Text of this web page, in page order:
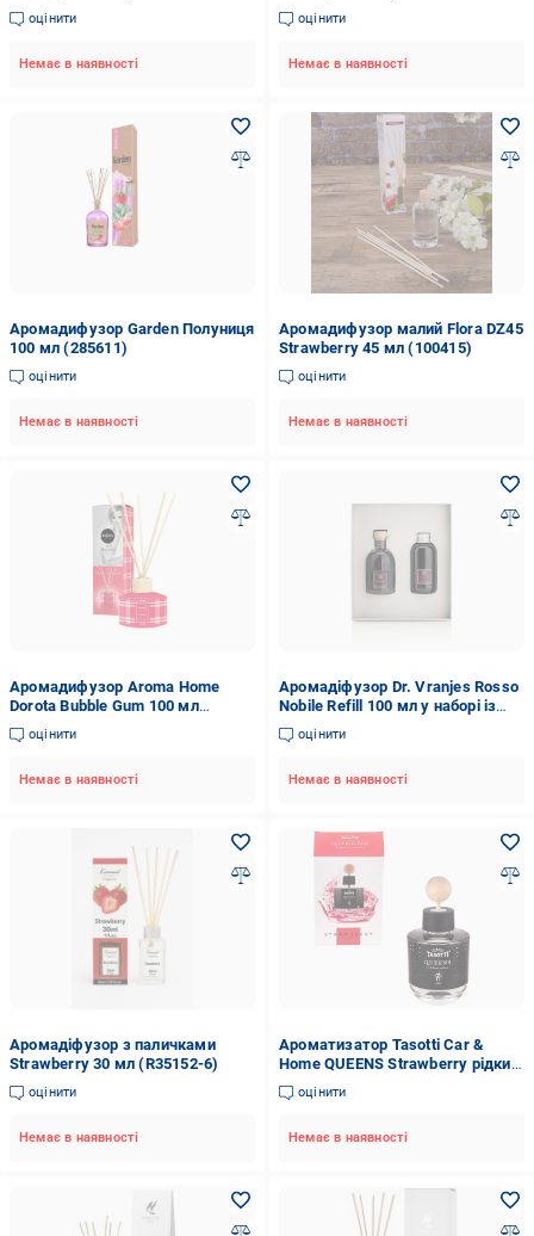
оцінити
Немає в наявності
оцінити
Немає в наявності
Аромадифузор Garden Полуниця
100 мл (285611)
оцінити
Немає в наявності
Аромадифузор малий Florа DZ45
Strawberry 45 мл (100415)
оцінити
Немає в наявності
Аромадифузор Aroma Home
Dorota Bubble Gum 100 мл
(83088)
оцінити
Немає в наявності
Аромадіфузор Dr. Vranjes Rosso
Nobile Refill 100 мл у наборі із
запасним наповнювачем 150 мл
(FRV17-B16)
оцінити
Немає в наявності
Аромадіфузор з паличками
Strawberry 30 мл (R35152-6)
оцінити
Немає в наявності
Ароматизатор Tasotti Car &
Home QUEENS Strawberry рідкий
для дому та офісу 100мл
оцінити
Немає в наявності